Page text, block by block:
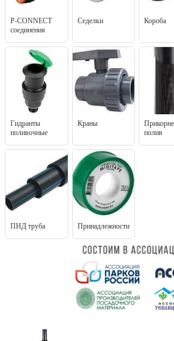
P-CONNECT
соединения
Седелки Короба
Гидранты
поливочные
Краны
полив
ПНД труба Принадлежности